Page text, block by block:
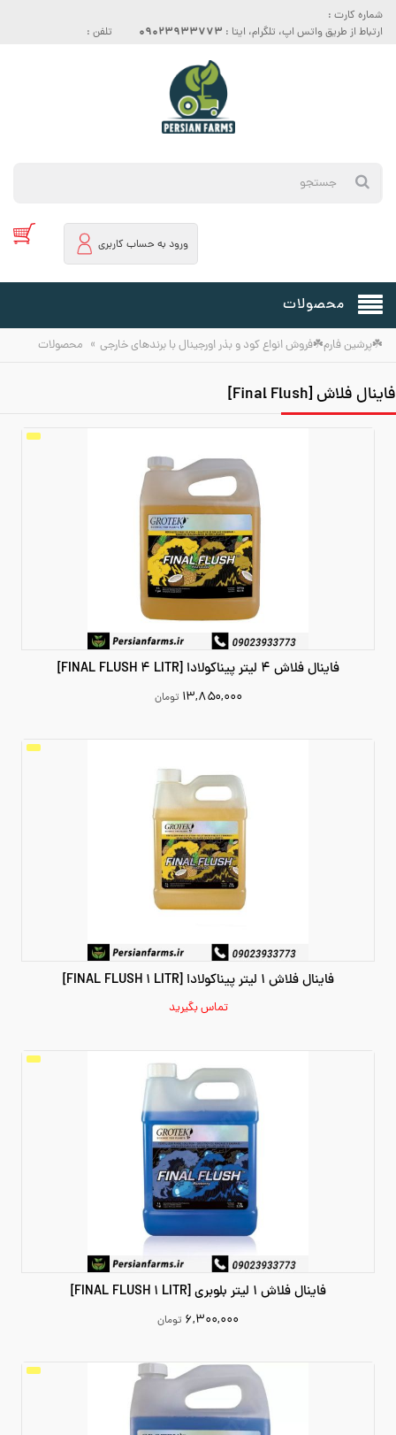
شماره کارت :
ارتباط از طریق واتس اپ، تلگرام، ایتا : 09023933773 تلفن :
ورود به حساب کاربری
محصولات
☘️پرشین فارم☘️فروش انواع کود و بذر اورجینال با برندهای خارجی » محصولات
فاینال فلاش [Final Flush]
فاینال فلاش 4 لیتر پیناکولادا [FINAL FLUSH 4 LITR]
۱۳,۸۵۰,۰۰۰ تومان
فاینال فلاش 1 لیتر پیناکولادا [FINAL FLUSH 1 LITR]
تماس بگیرید
فاینال فلاش 1 لیتر بلوبری [FINAL FLUSH 1 LITR]
۶,۳۰۰,۰۰۰ تومان
افزودن به سبد خرید